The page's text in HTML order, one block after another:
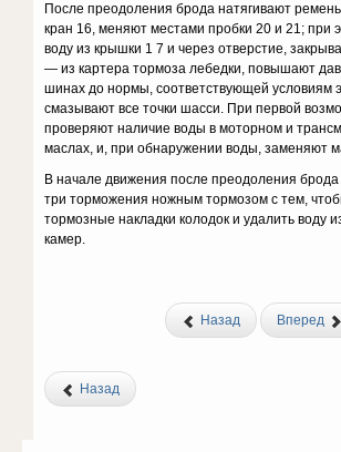
После преодоления брода натягивают
кран 16, меняют местами пробки 20 и 21; при
воду из крышки 1 7 и через отверстие,
— из картера тормоза лебедки, повышают
шинах до нормы, соответствующей условиям
смазывают все точки шасси. При первой
проверяют наличие воды в моторном и
маслах, и, при обнаружении воды, заменяют
В начале движения после преодоления
три торможения ножным тормозом с тем,
тормозные накладки колодок и удалить воду
камер.
Назад Вперед
Назад